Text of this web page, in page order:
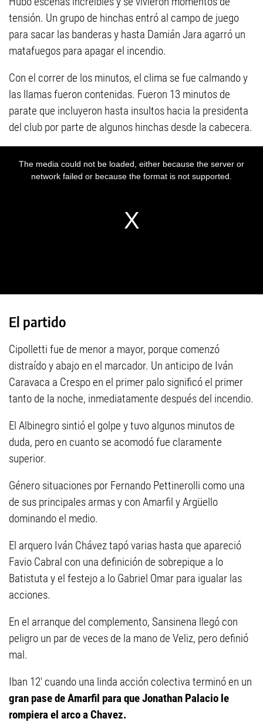
tensión. Un grupo de hinchas entró al campo de juego
para sacar las banderas y hasta Damián Jara agarró un
matafuegos para apagar el incendio.
Con el correr de los minutos, el clima se fue calmando y
las llamas fueron contenidas. Fueron 13 minutos de
parate que incluyeron hasta insultos hacia la presidenta
del club por parte de algunos hinchas desde la cabecera.
El partido
Cipolletti fue de menor a mayor, porque comenzó
distraído y abajo en el marcador. Un anticipo de Iván
Caravaca a Crespo en el primer palo significó el primer
tanto de la noche, inmediatamente después del incendio.
El Albinegro sintió el golpe y tuvo algunos minutos de
duda, pero en cuanto se acomodó fue claramente
superior.
Género situaciones por Fernando Pettinerolli como una
de sus principales armas y con Amarfil y Argüello
dominando el medio.
El arquero Iván Chávez tapó varias hasta que apareció
Favio Cabral con una definición de sobrepique a lo
Batistuta y el festejo a lo Gabriel Omar para igualar las
acciones.
En el arranque del complemento, Sansinena llegó con
peligro un par de veces de la mano de Veliz, pero definió
mal.
Iban 12' cuando una linda acción colectiva terminó en un
gran pase de Amarfil para que Jonathan Palacio le
rompiera el arco a Chavez.